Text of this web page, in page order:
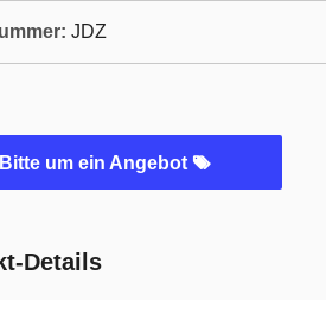
JDZ
Bitte um ein Angebot
Details